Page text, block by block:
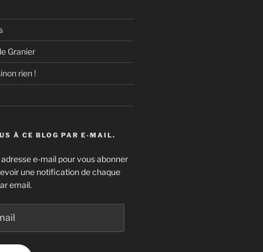
Granier
rien !
À CE BLOG PAR E-MAIL.
e-mail pour vous abonner
une notification de chaque
email.